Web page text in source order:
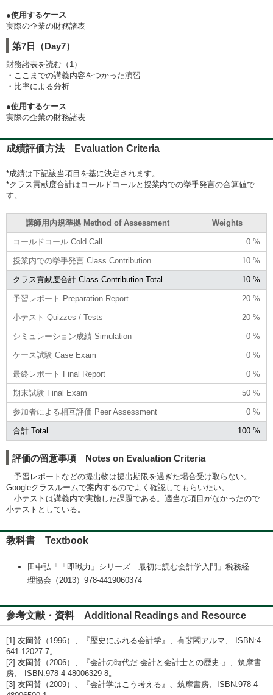
●使用するケース
実際の企業の財務諸表
第7日（Day7）
財務諸表を読む（1）
・ここまでの講義内容をつかった演習
・比率による分析
●使用するケース
実際の企業の財務諸表
成績評価方法 Evaluation Criteria
*成績は下記該当項目を基に決定されます。
*クラス貢献度合計はコールドコールと授業内での挙手発言の合算値で
す。
講師用内規準拠 Method of Assessment Weights
コールドコール Cold Call 0 %
授業内での挙手発言 Class Contribution 10 %
クラス貢献度合計 Class Contribution Total 10 %
予習レポート Preparation Report 20 %
小テスト Quizzes / Tests 20 %
シミュレーション成績 Simulation 0 %
ケース試験 Case Exam 0 %
最終レポート Final Report 0 %
期末試験 Final Exam 50 %
参加者による相互評価 Peer Assessment 0 %
合計 Total 100 %
評価の留意事項 Notes on Evaluation Criteria
予習レポートなどの提出物は提出期限を過ぎた場合受け取らない。
Googleクラスルームで案内するのでよく確認してもらいたい。
小テストは講義内で実施した課題である。適当な項目がなかったので
小テストとしている。
教科書 Textbook
田中弘「「即戦力」シリーズ 最初に読む会計学入門」税務経
理協会（2013）978-4419060374
参考文献・資料 Additional Readings and Resource
[1] 友岡賛（1996）、『歴史にふれる会計学』、有斐閣アルマ、 ISBN:4-
641-12027-7。
[2] 友岡賛（2006）、『会計の時代だ-会計と会計士との歴史-』、筑摩書
房、 ISBN:978-4-48006329-8。
[3] 友岡賛（2009）、『会計学はこう考える』、筑摩書房、ISBN:978-4-